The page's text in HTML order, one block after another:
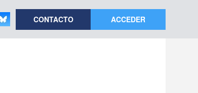
CONTACTO ACCEDER